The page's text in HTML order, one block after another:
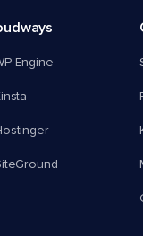
Engine